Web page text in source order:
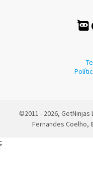
©2011 - 2026, GetNinjas
Fernandes Coelho,
;